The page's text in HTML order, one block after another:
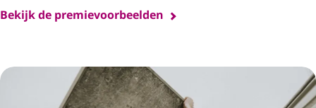
Bekijk de premievoorbeelden